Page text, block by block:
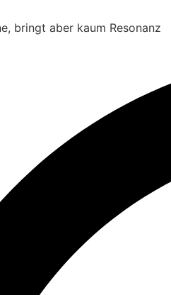
bringt aber kaum Resonanz